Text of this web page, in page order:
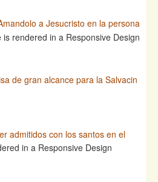
a Jesucristo en la persona
de gran alcance para la Salvacin
admitidos con los santos en el